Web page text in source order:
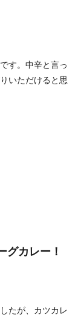
す。中辛と言っ
いただけると思
グカレー！
たが、カツカレ